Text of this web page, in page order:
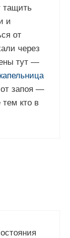
тащить
и
от
через
тут —
капельница
запоя —
кто в